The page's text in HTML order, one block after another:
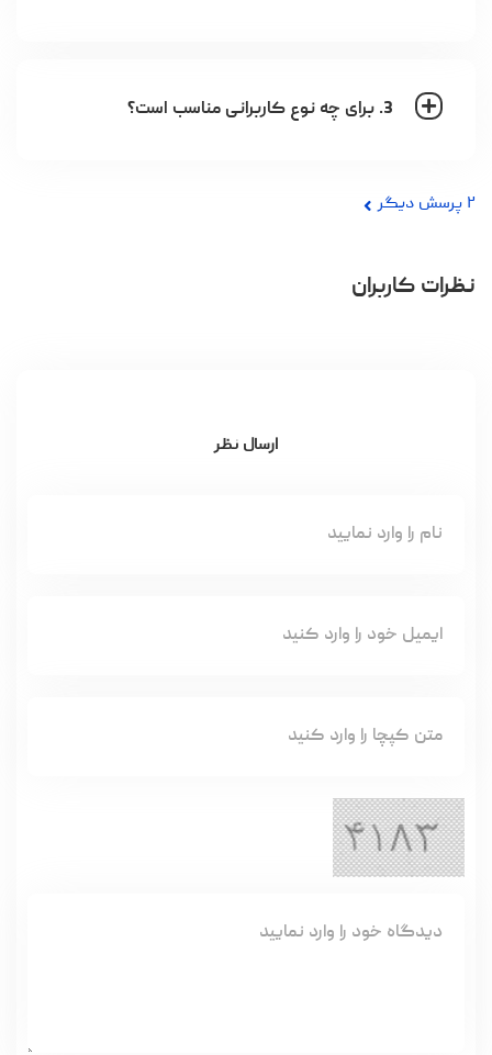
3. برای چه نوع کاربرانی مناسب است؟
۲ پرسش دیگر
نظرات کاربران
ارسال نظر